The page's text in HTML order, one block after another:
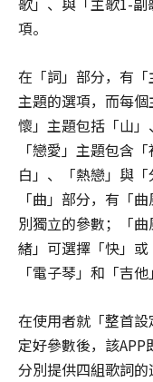
項。
在「詞」部分，有
主題的選項，而每
懷」主題包括「山」
「戀愛」主題包含
白」、「熱戀」與
「曲」部分，有「
別獨立的參數；「
緒」可選擇「快」或
「電子琴」和「吉他
在使用者就「整首
定好參數後，該
分別提供四組歌詞